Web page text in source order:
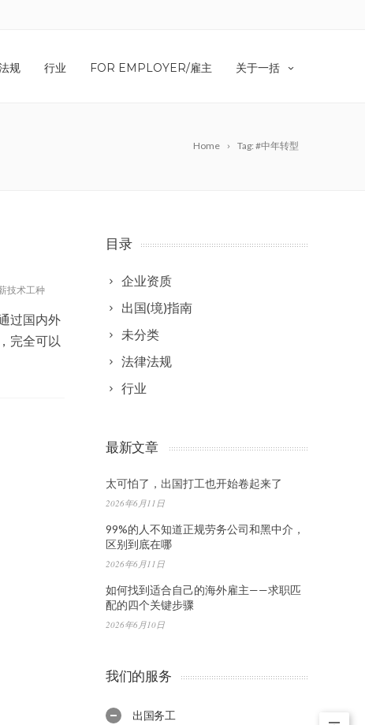
规 行业 FOR EMPLOYER/雇主 关于一括
Home Tag: #中年转型
技术工种
过国内外
完全可以
目录
企业资质
出国(境)指南
未分类
法律法规
行业
最新文章
太可怕了，出国打工也开始卷起来了
2026年6月11日
99%的人不知道正规劳务公司和黑中介，
区别到底在哪
2026年6月11日
如何找到适合自己的海外雇主——求职匹
配的四个关键步骤
2026年6月10日
我们的服务
出国务工